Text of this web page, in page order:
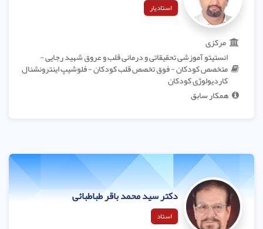
استادیار
مرکزی
انستیتو آموزشی تحقیقاتی و درمانی قلب و عروق شهید رجایی -
متخصص کودکان - فوق تخصص قلب کودکان - فلوشیپ اینترونشنال
کاردیولوژی کودکان
همکار سابق
دکتر سید محمد باقر طباطبائی
استاد